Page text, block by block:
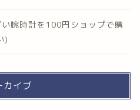
い腕時計を100円ショップで購
)
カイブ